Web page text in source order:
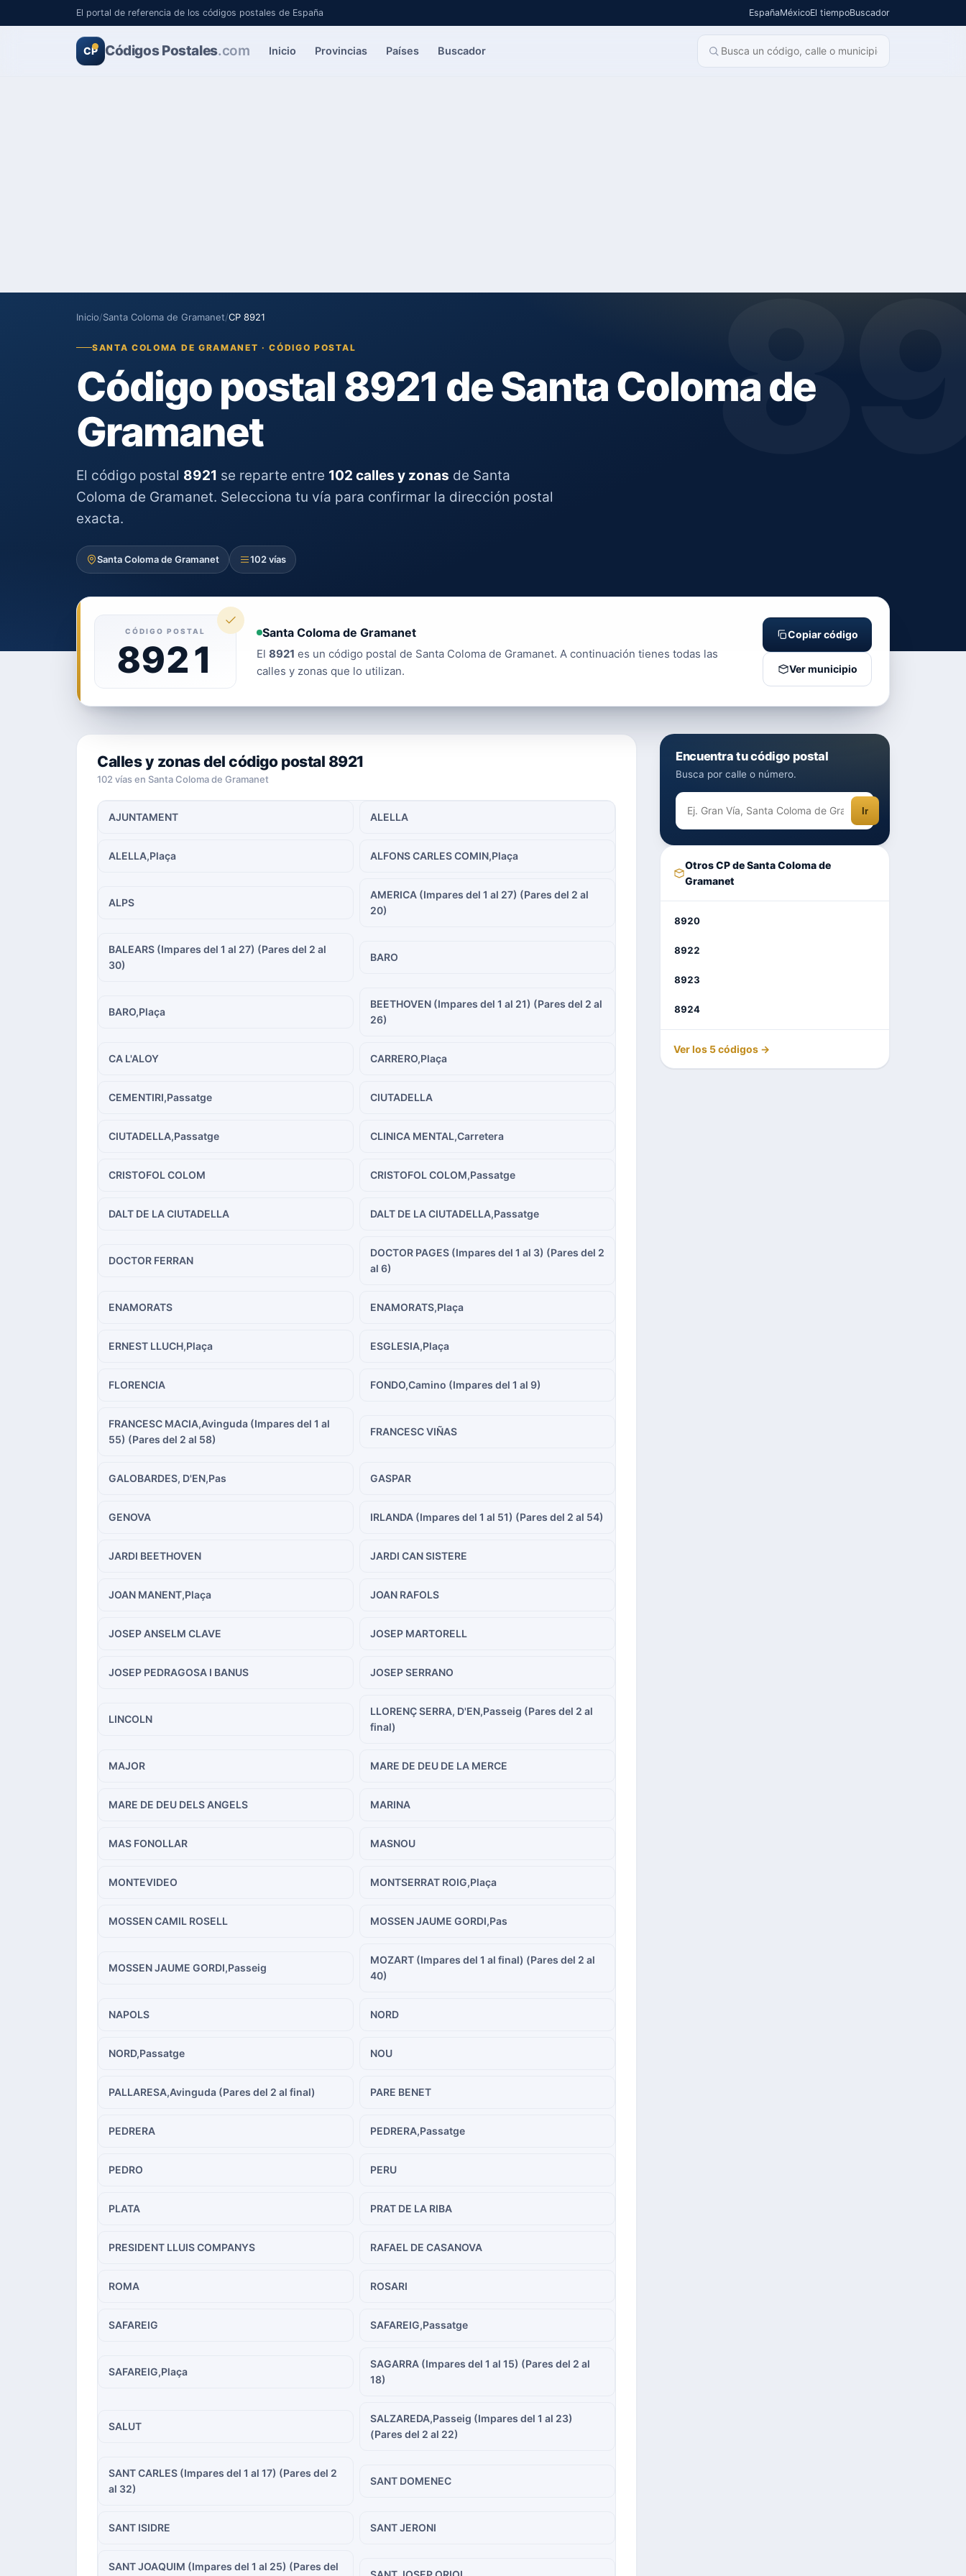
El portal de referencia de los códigos postales de España EspañaMéxicoEl tiempoBuscador
CP Códigos Postales.com Inicio Provincias Países Buscador
Inicio/Santa Coloma de Gramanet/CP 8921
SANTA COLOMA DE GRAMANET · CÓDIGO POSTAL
Código postal 8921 de Santa Coloma de
Gramanet
El código postal 8921 se reparte entre 102 calles y zonas de Santa
Coloma de Gramanet. Selecciona tu vía para confirmar la dirección postal
exacta.
Santa Coloma de Gramanet 102 vías
CÓDIGO POSTAL
8921
Santa Coloma de Gramanet
El 8921 es un código postal de Santa Coloma de Gramanet. A continuación tienes todas las
calles y zonas que lo utilizan.
Copiar código
Ver municipio
Calles y zonas del código postal 8921
102 vías en Santa Coloma de Gramanet
AJUNTAMENT ALELLA
ALELLA,Plaça ALFONS CARLES COMIN,Plaça
ALPS
AMERICA (Impares del 1 al 27) (Pares del 2 al
20)
BALEARS (Impares del 1 al 27) (Pares del 2 al
30)
BARO
BARO,Plaça
BEETHOVEN (Impares del 1 al 21) (Pares del 2 al
26)
CA L'ALOY CARRERO,Plaça
CEMENTIRI,Passatge CIUTADELLA
CIUTADELLA,Passatge CLINICA MENTAL,Carretera
CRISTOFOL COLOM CRISTOFOL COLOM,Passatge
DALT DE LA CIUTADELLA DALT DE LA CIUTADELLA,Passatge
DOCTOR FERRAN
DOCTOR PAGES (Impares del 1 al 3) (Pares del 2
al 6)
ENAMORATS ENAMORATS,Plaça
ERNEST LLUCH,Plaça ESGLESIA,Plaça
FLORENCIA FONDO,Camino (Impares del 1 al 9)
FRANCESC MACIA,Avinguda (Impares del 1 al
55) (Pares del 2 al 58)
FRANCESC VIÑAS
GALOBARDES, D'EN,Pas GASPAR
GENOVA IRLANDA (Impares del 1 al 51) (Pares del 2 al 54)
JARDI BEETHOVEN JARDI CAN SISTERE
JOAN MANENT,Plaça JOAN RAFOLS
JOSEP ANSELM CLAVE JOSEP MARTORELL
JOSEP PEDRAGOSA I BANUS JOSEP SERRANO
LINCOLN
LLORENÇ SERRA, D'EN,Passeig (Pares del 2 al
final)
MAJOR MARE DE DEU DE LA MERCE
MARE DE DEU DELS ANGELS MARINA
MAS FONOLLAR MASNOU
MONTEVIDEO MONTSERRAT ROIG,Plaça
MOSSEN CAMIL ROSELL MOSSEN JAUME GORDI,Pas
MOSSEN JAUME GORDI,Passeig
MOZART (Impares del 1 al final) (Pares del 2 al
40)
NAPOLS NORD
NORD,Passatge NOU
PALLARESA,Avinguda (Pares del 2 al final) PARE BENET
PEDRERA PEDRERA,Passatge
PEDRO PERU
PLATA PRAT DE LA RIBA
PRESIDENT LLUIS COMPANYS RAFAEL DE CASANOVA
ROMA ROSARI
SAFAREIG SAFAREIG,Passatge
SAFAREIG,Plaça
SAGARRA (Impares del 1 al 15) (Pares del 2 al
18)
SALUT
SALZAREDA,Passeig (Impares del 1 al 23)
(Pares del 2 al 22)
SANT CARLES (Impares del 1 al 17) (Pares del 2
al 32)
SANT DOMENEC
SANT ISIDRE SANT JERONI
SANT JOAQUIM (Impares del 1 al 25) (Pares del
Encuentra tu código postal
Busca por calle o número.
Ir
Otros CP de Santa Coloma de
Gramanet
8920
8922
8923
8924
Ver los 5 códigos →